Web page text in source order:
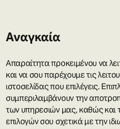
Αναγκαία
​Απαραίτητα προκειμένου να
και να σου παρέχουμε τις
ιστοσελίδας που επιλέγεις.
συμπεριλαμβάνουν την
των υπηρεσιών μας, καθώς και
επιλογών σου σχετικά με την